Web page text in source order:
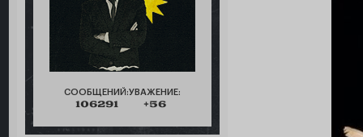
СООБЩЕНИЙ:
106291
УВАЖЕНИЕ:
+56